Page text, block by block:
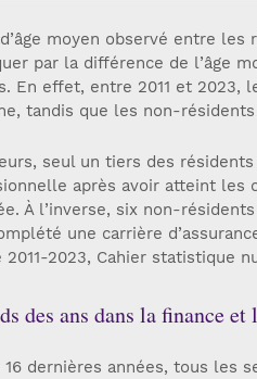
d’âge moyen observé entre
par la différence de l’âge
En effet, entre 2011 et 2023,
tandis que les non-
seul un tiers des
après avoir atteint les
À l’inverse, six non-
une carrière
2023, Cahier statistique
des ans dans la finance
16 dernières années, tous les